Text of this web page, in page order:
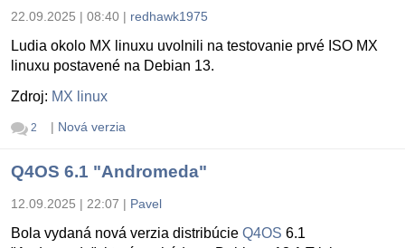
22.09.2025 | 08:40 | redhawk1975
Ludia okolo MX linuxu uvolnili na testovanie prvé ISO MX
linuxu postavené na Debian 13.
Zdroj: MX linux
2 | Nová verzia
Q4OS 6.1 "Andromeda"
12.09.2025 | 22:07 | Pavel
Bola vydaná nová verzia distribúcie Q4OS 6.1